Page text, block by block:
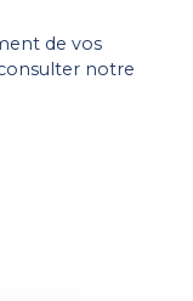
de vos
notre